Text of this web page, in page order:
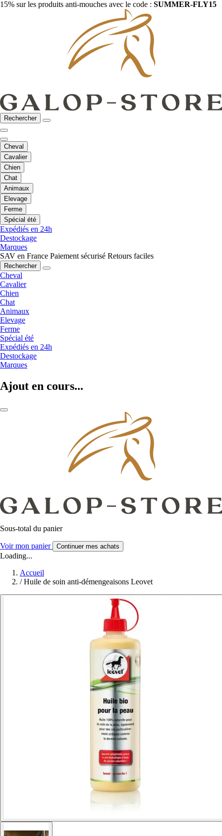
15% sur les produits anti-mouches avec le code : SUMMER-FLY15
Rechercher
Cheval
Cavalier
Chien
Chat
Animaux
Elevage
Ferme
Spécial été
Expédiés en 24h
Destockage
Marques
SAV en France Paiement sécurisé Retours faciles
Rechercher
Cheval
Cavalier
Chien
Chat
Animaux
Elevage
Ferme
Spécial été
Expédiés en 24h
Destockage
Marques
Ajout en cours...
Sous-total du panier
Voir mon panier Continuer mes achats
Loading...
Accueil
/ Huile de soin anti-démengeaisons Leovet